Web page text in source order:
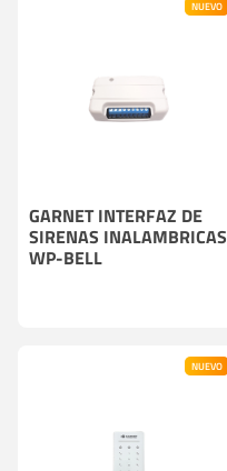
NUEVO
GARNET INTERFAZ DE
SIRENAS INALAMBRICAS
WP-BELL
NUEVO